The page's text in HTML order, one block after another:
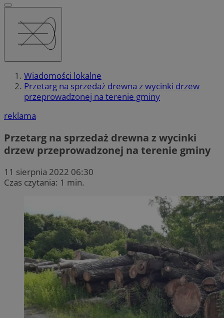
Wiadomości lokalne
Przetarg na sprzedaż drewna z wycinki drzew
przeprowadzonej na terenie gminy
reklama
Przetarg na sprzedaż drewna z wycinki
drzew przeprowadzonej na terenie gminy
11 sierpnia 2022 06:30
Czas czytania: 1 min.